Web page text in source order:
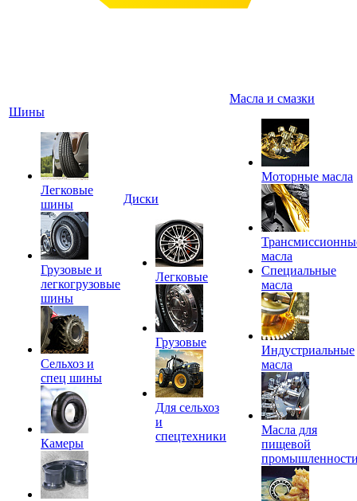
Шины
Легковые
шины
Грузовые и
легкогрузовые
шины
Сельхоз и
спец шины
Камеры
Диски
Легковые
Грузовые
Для сельхоз
и
спецтехники
Масла и смазки
Моторные масла
масла
Специальные
масла
Индустриальные
масла
Масла для
пищевой